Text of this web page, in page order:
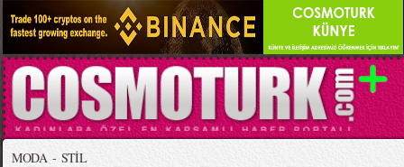
MODA - STİL